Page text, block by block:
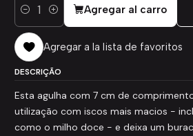
Cantidad Agregar al carro
Agregar a la lista de favoritos
DESCRIÇÃO
Esta agulha com 7 cm de
utilização com iscos mais macios -
como o milho doce - e deixa um